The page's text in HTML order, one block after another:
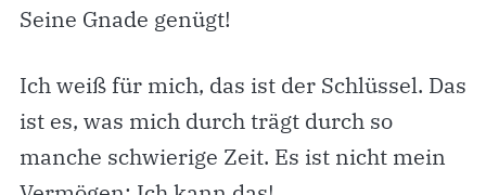
Seine Gnade genügt!
Ich weiß für mich, das ist der Schlüssel. Das
ist es, was mich durch trägt durch so
manche schwierige Zeit. Es ist nicht mein